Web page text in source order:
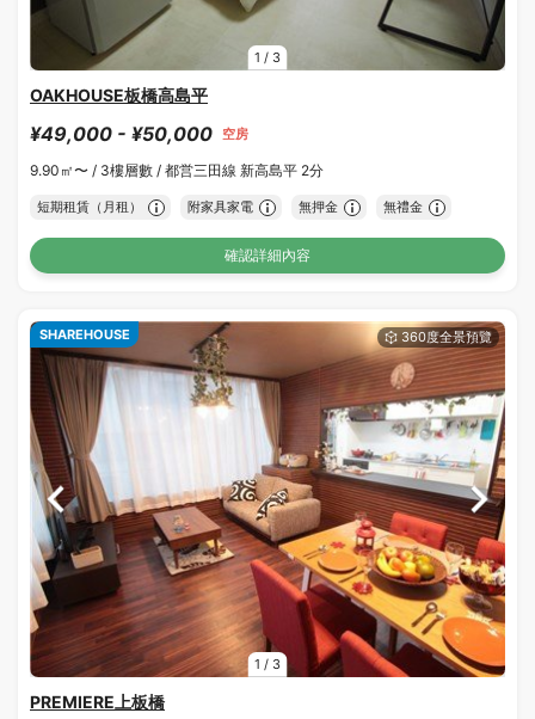
1 / 3
OAKHOUSE板橋高島平
¥49,000 - ¥50,000 空房
9.90㎡〜 / 3樓層數 / 都営三田線 新高島平 2分
短期租賃（月租） 附家具家電 無押金 無禮金
確認詳細內容
1 / 3
SHAREHOUSE
PREMIERE上板橋